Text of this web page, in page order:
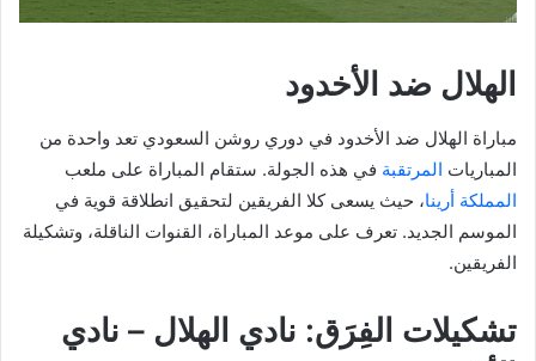
الهلال ضد الأخدود
مباراة الهلال ضد الأخدود في دوري روشن السعودي تعد واحدة من
المباريات المرتقبة في هذه الجولة. ستقام المباراة على ملعب
المملكة أرينا، حيث يسعى كلا الفريقين لتحقيق انطلاقة قوية في
الموسم الجديد. تعرف على موعد المباراة، القنوات الناقلة، وتشكيلة
الفريقين.
تشكيلات الفِرَق: نادي الهلال – نادي